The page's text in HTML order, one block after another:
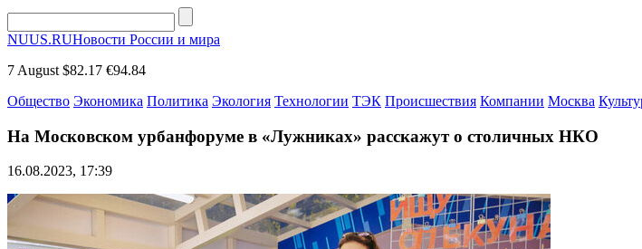
NUUS.RUНовости России и мира
7 August $82.17 €94.84
Общество Экономика Политика Экология Технологии ТЭК Происшествия Компании Москва
На Московском урбанфоруме в «Лужниках» расскажут о столичных НКО
16.08.2023, 17:39